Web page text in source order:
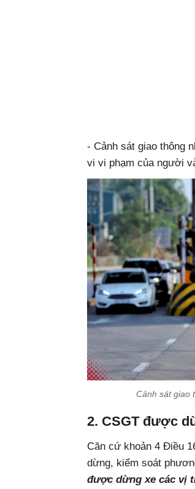
- Cảnh sát giao thông
vi vi phạm của người
Cảnh sát giao
2. CSGT được
Căn cứ khoản 4 Điều
dừng, kiểm soát
được dừng xe các vị